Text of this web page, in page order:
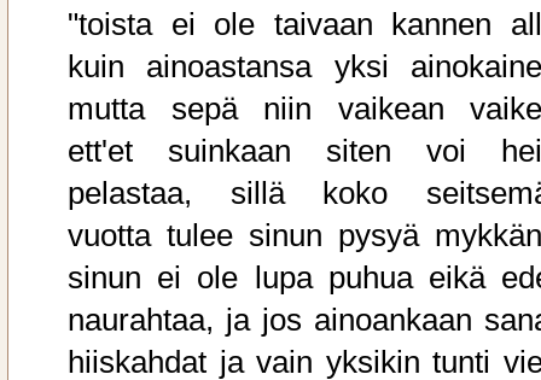
"toista ei ole taivaan kannen
kuin ainoastansa yksi
mutta sepä niin vaikean
ett'et suinkaan siten voi
pelastaa, sillä koko
vuotta tulee sinun pysyä
sinun ei ole lupa puhua eikä
naurahtaa, ja jos ainoankaan
hiiskahdat ja vain yksikin tunti